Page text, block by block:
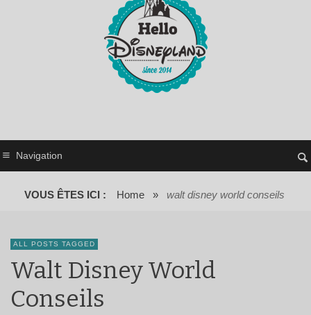
Navigation
VOUS ÊTES ICI : Home » walt disney world conseils
ALL POSTS TAGGED
Walt Disney World
Conseils